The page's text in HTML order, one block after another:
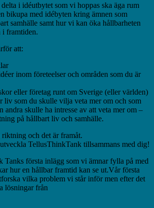
i idéutbytet som vi hoppas ska äga rum
bikupa med idébyten kring ämnen som
samhälle samt hur vi kan öka hållbarheten
i framtiden.
att:
inom företeelser och områden som du är
eller företag runt om Sverige (eller världen)
liv som du skulle vilja veta mer om och som
andra skulle ha intresse av att veta mer om –
på hållbart liv och samhälle.
och det är framåt.
TellusThinkTank tillsammans med dig!
Tanks första inlägg som vi ämnar fylla på med
hur en hållbar framtid kan se ut.Vår första
vilka problem vi står inför men efter det
lösningar från